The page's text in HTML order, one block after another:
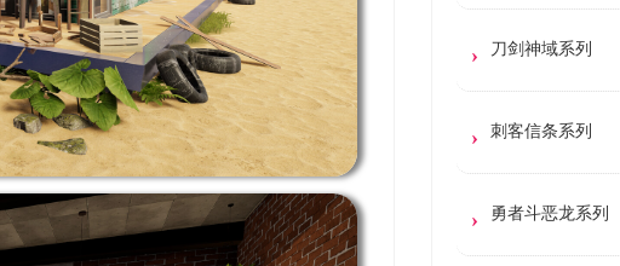
刀剑神域系列
刺客信条系列
勇者斗恶龙系列